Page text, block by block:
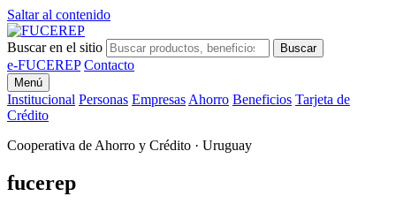
Saltar al contenido
Buscar en el sitio Buscar
e-FUCEREP Contacto
Menú
Institucional Personas Empresas Ahorro Beneficios Tarjeta de
Crédito
Cooperativa de Ahorro y Crédito · Uruguay
fucerep